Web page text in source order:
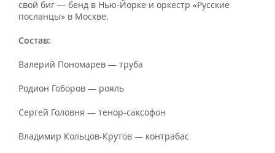
свой биг — бенд в Нью-Йорке и оркестр «Русские
посланцы» в Москве.
Состав:
Валерий Пономарев — труба
Родион Гоборов — рояль
Сергей Головня — тенор-саксофон
Владимир Кольцов-Крутов — контрабас